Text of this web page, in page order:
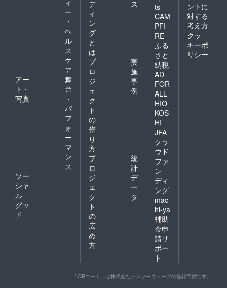
ー
・
ヘ
ル
ス
ケ
ア
アー
ト・
写真
舞
台
・
パ
フ
ォ
ー
マ
ン
ス
ソー
シャ
ル
グッ
ド
デ
ィ
ン
グ
と
は
ス
プ
ロ
ジ
ェ
ク
ト
の
作
り
方
実
施
事
例
プ
ロ
ジ
ェ
ク
ト
の
広
め
方
統
計
デ
ー
タ
ts
CAM
PFI
RE
ふる
さと
納税
AD
FOR
ALL
HIO
KOS
HI
JFA
クラ
ウド
ファ
ン
ディ
ング
mac
hi-ya
補助
金申
請サ
ポー
ト
ントに
対する
考え方
クッ
キーポ
リシー
「QRコード」は株式会社デンソーウェーブの登録商標です。